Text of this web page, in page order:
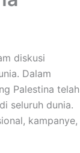
diskusi
Dalam
Palestina telah
seluruh dunia.
kampanye,